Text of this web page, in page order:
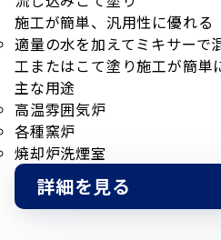
施工が簡単、汎用性に優れる
適量の水を加えてミキサーで
工またはこて塗り施工が簡単
主な用途
高温雰囲気炉
各種窯炉
焼却炉洗煙室
詳細を見る